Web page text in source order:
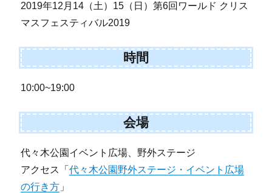
2019年12月14（土）15（日）第6回ワールド クリス
マスフェスティバル2019
時間
10:00~19:00
会場
代々木公園イベント広場、野外ステージ
アクセス「代々木公園野外ステージ・イベント広場
の行き方 」